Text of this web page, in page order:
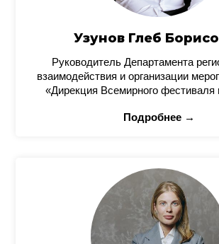
Узунов Глеб
Руководитель Департамента
взаимодействия и организации
«Дирекция Всемирного
Подробнее →